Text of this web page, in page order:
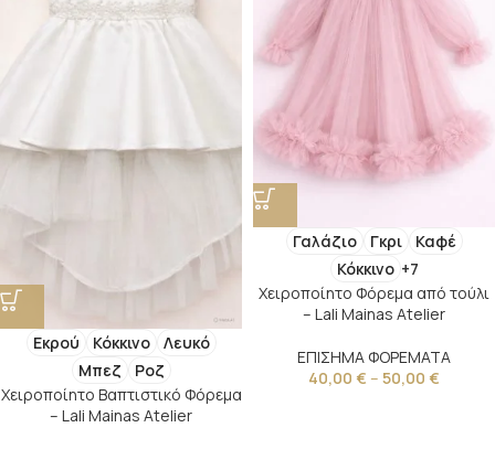
Εκρού Κόκκινο
Λευκό
Μπεζ
Ροζ
Χειροποίητο Βαπτιστικό Φόρεμα
– Lali Mainas Atelier
Γαλάζιο Γκρι
Καφέ
Κόκκινο +7
Χειροποίητο Φόρεμα από τούλι
– Lali Mainas Atelier
ΕΠΙΣΗΜΑ ΦΟΡΕΜΑΤΑ
40,00 € – 50,00 €